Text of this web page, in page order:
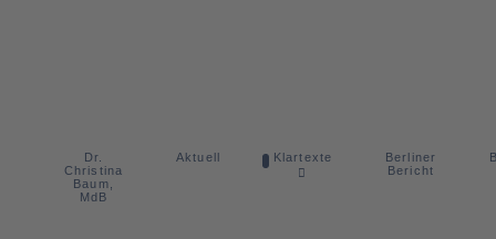
Dr.
Christina
Baum,
MdB
Aktuell Klartexte
Berliner
Bericht